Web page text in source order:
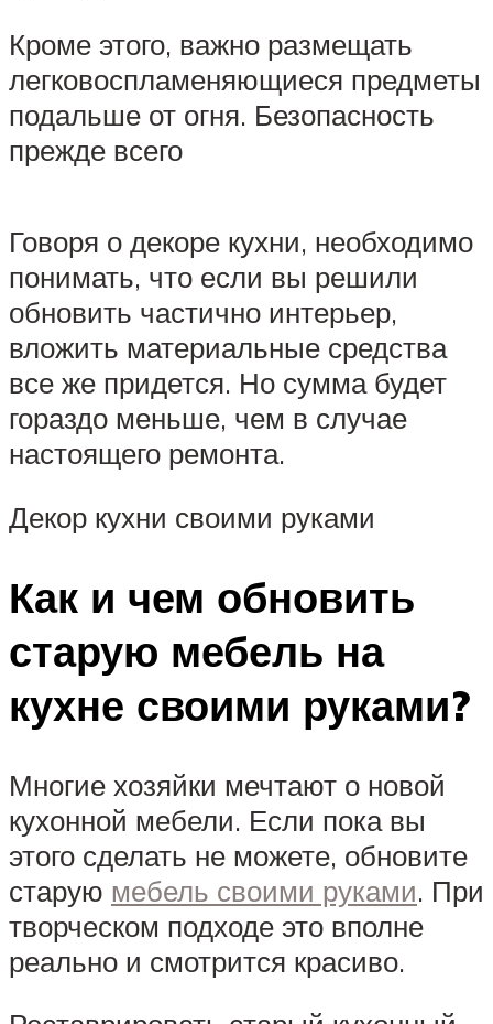
Кроме этого, важно размещать
легковоспламеняющиеся предметы
подальше от огня. Безопасность
прежде всего
Говоря о декоре кухни, необходимо
понимать, что если вы решили
обновить частично интерьер,
вложить материальные средства
все же придется. Но сумма будет
гораздо меньше, чем в случае
настоящего ремонта.
Декор кухни своими руками
Как и чем обновить
старую мебель на
кухне своими руками?
Многие хозяйки мечтают о новой
кухонной мебели. Если пока вы
этого сделать не можете, обновите
старую мебель своими руками. При
творческом подходе это вполне
реально и смотрится красиво.